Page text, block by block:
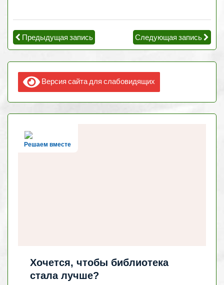
Предыдущая запись Следующая запись
Версия сайта для слабовидящих
Решаем вместе
Хочется, чтобы библиотека
стала лучше?